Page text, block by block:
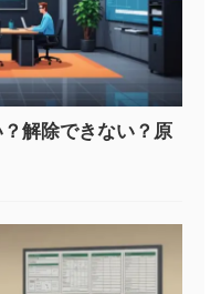
解除できない？原